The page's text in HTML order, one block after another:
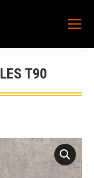
T90